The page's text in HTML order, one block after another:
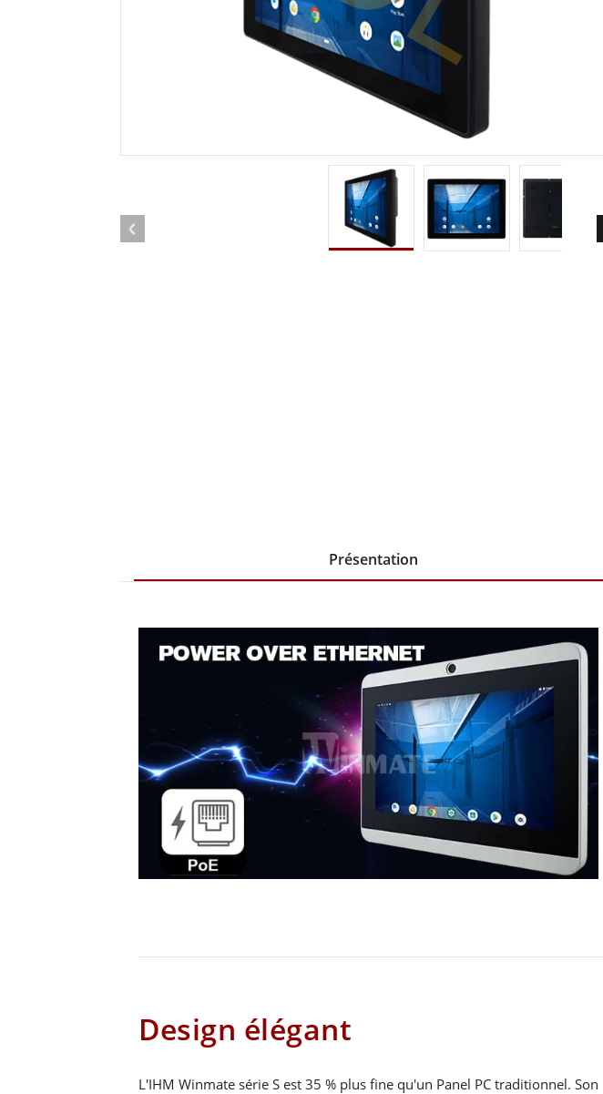
Tablettes pour ordinateurs embarquésPasserelle radio
Contrôleur robotique Pétrole et gaz, classe ATEX
Tablette durcie certifié ATEX
Terminaux portables robustes certifiés
Panneau PC certifiés ATEX
Présentation
Design élégant
L'IHM Winmate série S est 35 % plus fine qu'un Panel PC traditionnel. Son